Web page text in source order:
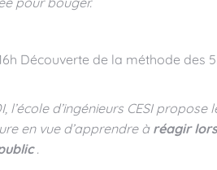
Découverte de la méthode des
d’ingénieurs CESI propose
en vue d’apprendre àréagir
.